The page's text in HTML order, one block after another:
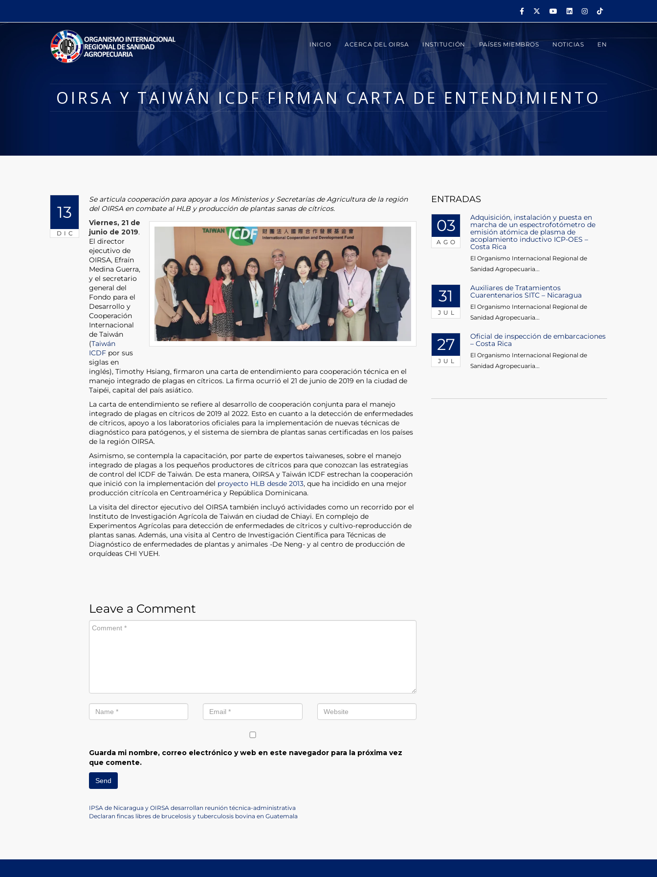
INICIO ACERCA DEL OIRSA INSTITUCIÓN PAÍSES MIEMBROS NOTICIAS EN
OIRSA Y TAIWÁN ICDF FIRMAN CARTA DE ENTENDIMIENTO
13
DIC
Se articula cooperación para apoyar a los Ministerios y Secretarías de Agricultura de la región
del OIRSA en combate al HLB y producción de plantas sanas de cítricos.
Viernes, 21 de
junio de 2019.
El director
ejecutivo de
OIRSA, Efraín
Medina Guerra,
y el secretario
general del
Fondo para el
Desarrollo y
Cooperación
Internacional
de Taiwán
(Taiwán
ICDF por sus
siglas en
inglés), Timothy Hsiang, firmaron una carta de entendimiento para cooperación técnica en el
manejo integrado de plagas en cítricos. La firma ocurrió el 21 de junio de 2019 en la ciudad de
Taipéi, capital del país asiático.
La carta de entendimiento se refiere al desarrollo de cooperación conjunta para el manejo
integrado de plagas en cítricos de 2019 al 2022. Esto en cuanto a la detección de enfermedades
de cítricos, apoyo a los laboratorios oficiales para la implementación de nuevas técnicas de
diagnóstico para patógenos, y el sistema de siembra de plantas sanas certificadas en los países
de la región OIRSA.
Asimismo, se contempla la capacitación, por parte de expertos taiwaneses, sobre el manejo
integrado de plagas a los pequeños productores de cítricos para que conozcan las estrategias
de control del ICDF de Taiwán. De esta manera, OIRSA y Taiwán ICDF estrechan la cooperación
que inició con la implementación del proyecto HLB desde 2013, que ha incidido en una mejor
producción citrícola en Centroamérica y República Dominicana.
La visita del director ejecutivo del OIRSA también incluyó actividades como un recorrido por el
Instituto de Investigación Agrícola de Taiwán en ciudad de Chiayi. En complejo de
Experimentos Agrícolas para detección de enfermedades de cítricos y cultivo-reproducción de
plantas sanas. Además, una visita al Centro de Investigación Científica para Técnicas de
Diagnóstico de enfermedades de plantas y animales -De Neng- y al centro de producción de
orquídeas CHI YUEH.
Leave a Comment
Guarda mi nombre, correo electrónico y web en este navegador para la próxima vez
que comente.
Navegación
Previous
Post
IPSA de Nicaragua y OIRSA desarrollan reunión técnica-administrativa
Next
Declaran fincas libres de brucelosis y tuberculosis bovina en Guatemala
ENTRADAS
03
AGO
Adquisición, instalación y puesta en
marcha de un espectrofotómetro de
emisión atómica de plasma de
acoplamiento inductivo ICP-OES –
Costa Rica
El Organismo Internacional Regional de
Sanidad Agropecuaria...
31
JUL
Auxiliares de Tratamientos
Cuarentenarios SITC – Nicaragua
El Organismo Internacional Regional de
Sanidad Agropecuaria...
27
JUL
Oficial de inspección de embarcaciones
– Costa Rica
El Organismo Internacional Regional de
Sanidad Agropecuaria...